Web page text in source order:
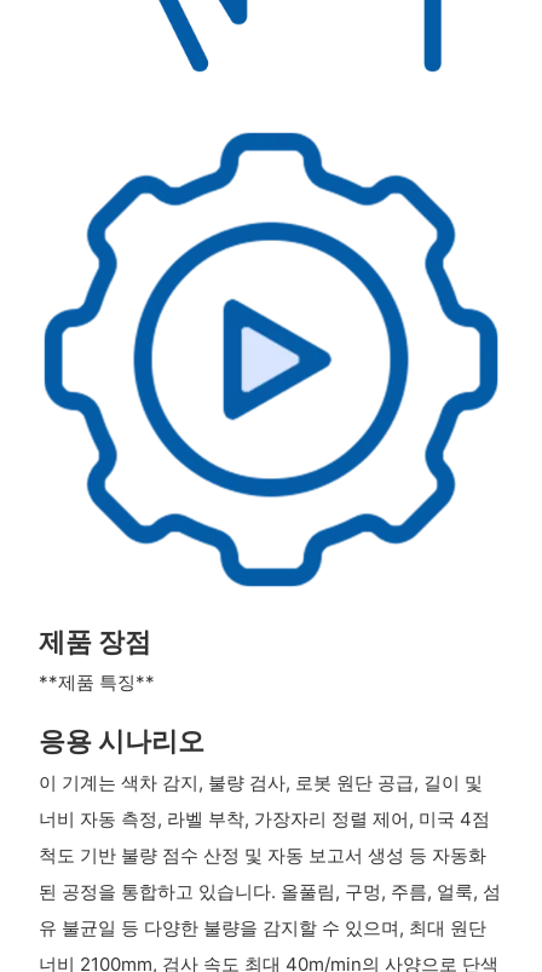
제품 장점
**제품 특징**
응용 시나리오
이 기계는 색차 감지, 불량 검사, 로봇 원단 공급, 길이 및
너비 자동 측정, 라벨 부착, 가장자리 정렬 제어, 미국 4점
척도 기반 불량 점수 산정 및 자동 보고서 생성 등 자동화
된 공정을 통합하고 있습니다. 올풀림, 구멍, 주름, 얼룩, 섬
유 불균일 등 다양한 불량을 감지할 수 있으며, 최대 원단
너비 2100mm, 검사 속도 최대 40m/min의 사양으로 단색